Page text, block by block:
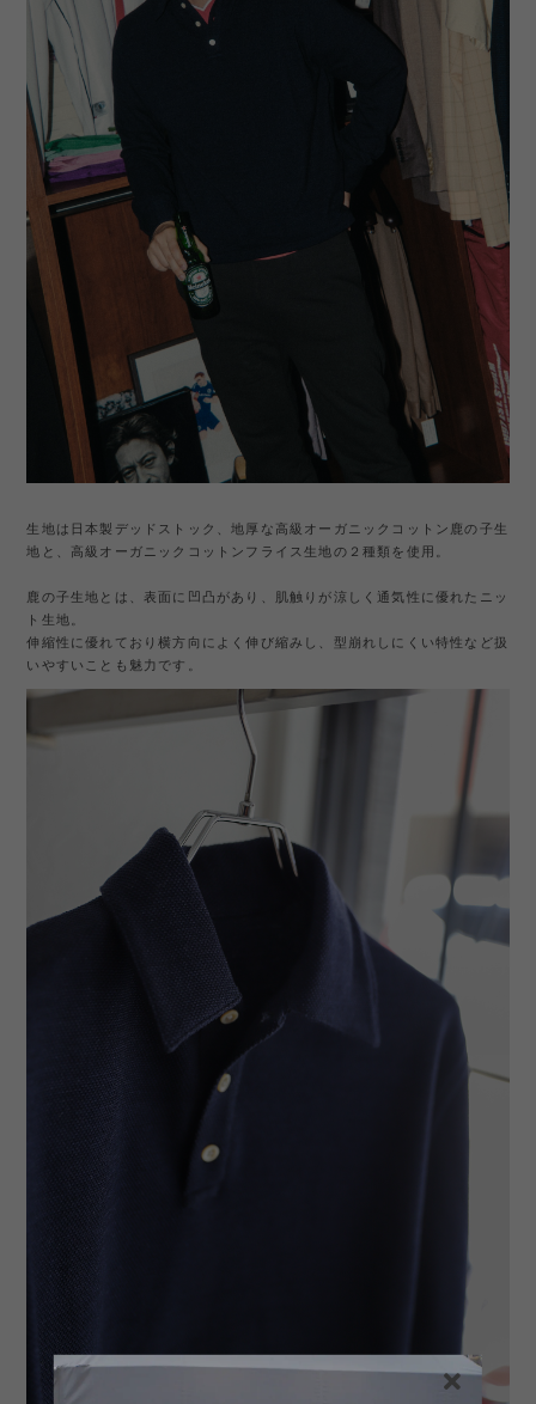
生地は日本製デッドストック、地厚な高級オーガニックコットン鹿の子生
地と、 高級オーガニックコットンフライス生地の２種類を使用。
鹿の子生地とは、表面に凹凸があり、肌触りが涼しく通気性に優れたニッ
ト生地。
伸縮性に優れており横方向によく伸び縮みし、型崩れしにくい特性など扱
いやすいことも魅力です。